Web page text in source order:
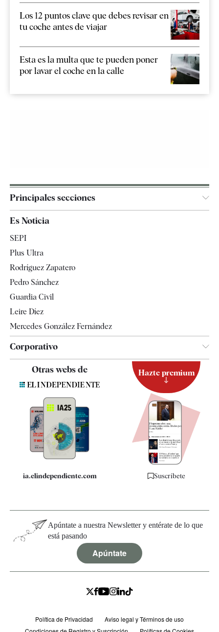
Los 12 puntos clave que debes revisar en
tu coche antes de viajar
Esta es la multa que te pueden poner
por lavar el coche en la calle
Principales secciones
España
Televisión
Es Noticia
SEPI
Plus Ultra
Rodríguez Zapatero
Pedro Sánchez
Guardia Civil
Leire Díez
Mercedes González Fernández
Corporativo
Contacto
Quiénes somos
Especificaciones
Otras webs de
ia.elindependiente.com
Hazte premium
Suscríbete
Apúntate a nuestra Newsletter y entérate de lo que
está pasando
Apúntate
Política de Privacidad
Aviso legal y Términos de uso